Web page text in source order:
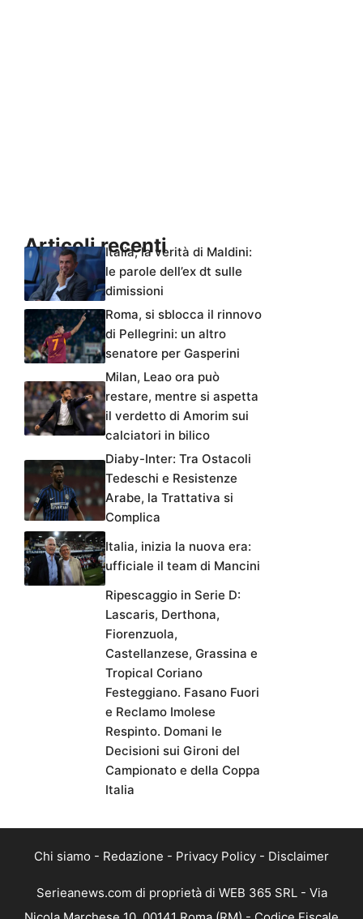
Articoli recentiItalia, la verità di Maldini:
le parole dell’ex dt sulle
dimissioni
Roma, si sblocca il rinnovo
di Pellegrini: un altro
senatore per Gasperini
Milan, Leao ora può
restare, mentre si aspetta
il verdetto di Amorim sui
calciatori in bilico
Diaby-Inter: Tra Ostacoli
Tedeschi e Resistenze
Arabe, la Trattativa si
Complica
Italia, inizia la nuova era:
ufficiale il team di Mancini
Ripescaggio in Serie D:
Lascaris, Derthona,
Fiorenzuola,
Castellanzese, Grassina e
Tropical Coriano
Festeggiano. Fasano Fuori
e Reclamo Imolese
Respinto. Domani le
Decisioni sui Gironi del
Campionato e della Coppa
Italia
Chi siamo - Redazione - Privacy Policy - Disclaimer
Serieanews.com di proprietà di WEB 365 SRL - Via